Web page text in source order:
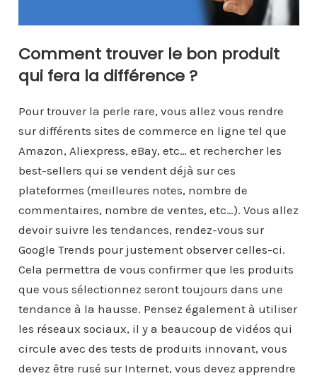
Comment trouver le bon produit
qui fera la différence ?
Pour trouver la perle rare, vous allez vous rendre
sur différents sites de commerce en ligne tel que
Amazon, Aliexpress, eBay, etc… et rechercher les
best-sellers qui se vendent déjà sur ces
plateformes (meilleures notes, nombre de
commentaires, nombre de ventes, etc…). Vous allez
devoir suivre les tendances, rendez-vous sur
Google Trends pour justement observer celles-ci.
Cela permettra de vous confirmer que les produits
que vous sélectionnez seront toujours dans une
tendance à la hausse. Pensez également à utiliser
les réseaux sociaux, il y a beaucoup de vidéos qui
circule avec des tests de produits innovant, vous
devez être rusé sur Internet, vous devez apprendre